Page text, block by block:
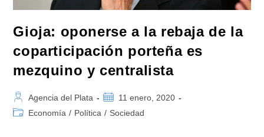
Gioja: oponerse a la rebaja de la
coparticipación porteña es
mezquino y centralista
Autor
de
Agencia del Plata
Publicación
de
11 enero, 2020
Categoría
Economía / Política / Sociedad